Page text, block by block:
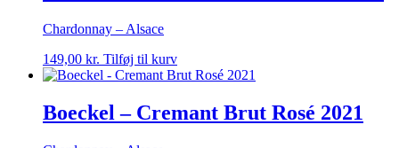
Chardonnay – Alsace
149,00 kr. Tilføj til kurv
Boeckel – Cremant Brut Rosé 2021